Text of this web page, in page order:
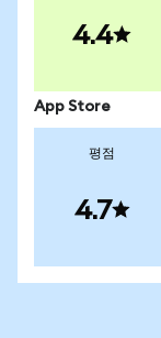
4.4
App Store
평점
4.7